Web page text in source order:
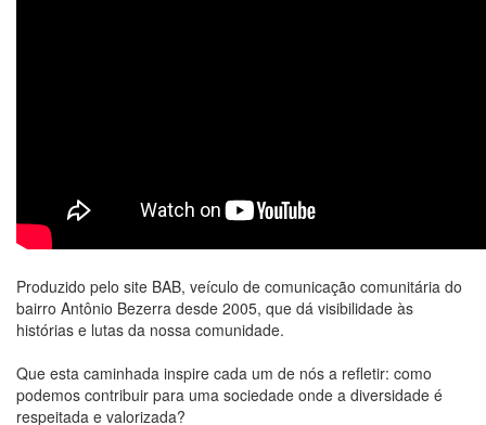
Produzido pelo site BAB, veículo de comunicação comunitária do
bairro Antônio Bezerra desde 2005, que dá visibilidade às
histórias e lutas da nossa comunidade.
Que esta caminhada inspire cada um de nós a refletir: como
podemos contribuir para uma sociedade onde a diversidade é
respeitada e valorizada?